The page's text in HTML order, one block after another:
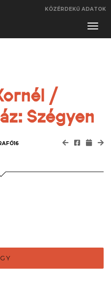
KÖZÉRDEKŰ ADATOK
/
Szégyen